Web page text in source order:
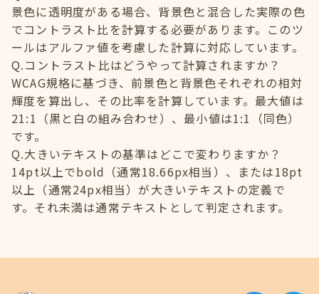
景色に透明度がある場合、背景色と混合した実際の色
でコントラスト比を計算する必要があります。このツ
ールはアルファ値を考慮した計算に対応しています。
Q.コントラスト比はどうやって計算されますか？
WCAG規格に基づき、前景色と背景色それぞれの相対
輝度を算出し、その比率を計算しています。最大値は
21:1（黒と白の組み合わせ）、最小値は1:1（同色）
です。
Q.大きいテキストの基準はどこで変わりますか？
14pt以上でbold（通常18.66px相当）、または18pt
以上（通常24px相当）が大きいテキストの定義で
す。それ未満は通常テキストとして判定されます。